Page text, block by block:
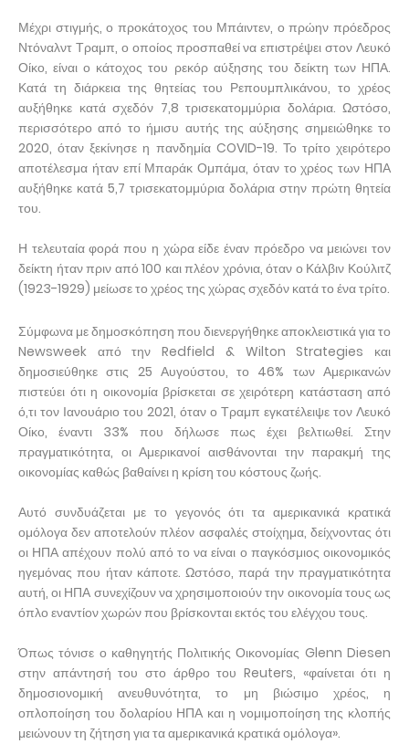
Μέχρι στιγμής, ο προκάτοχος του Μπάιντεν, ο πρώην πρόεδρος
Ντόναλντ Τραμπ, ο οποίος προσπαθεί να επιστρέψει στον Λευκό
Οίκο, είναι ο κάτοχος του ρεκόρ αύξησης του δείκτη των ΗΠΑ.
Κατά τη διάρκεια της θητείας του Ρεπουμπλικάνου, το χρέος
αυξήθηκε κατά σχεδόν 7,8 τρισεκατομμύρια δολάρια. Ωστόσο,
περισσότερο από το ήμισυ αυτής της αύξησης σημειώθηκε το
2020, όταν ξεκίνησε η πανδημία COVID-19. Το τρίτο χειρότερο
αποτέλεσμα ήταν επί Μπαράκ Ομπάμα, όταν το χρέος των ΗΠΑ
αυξήθηκε κατά 5,7 τρισεκατομμύρια δολάρια στην πρώτη θητεία
του.
Η τελευταία φορά που η χώρα είδε έναν πρόεδρο να μειώνει τον
δείκτη ήταν πριν από 100 και πλέον χρόνια, όταν ο Κάλβιν Κούλιτζ
(1923-1929) μείωσε το χρέος της χώρας σχεδόν κατά το ένα τρίτο.
Σύμφωνα με δημοσκόπηση που διενεργήθηκε αποκλειστικά για το
Newsweek από την Redfield & Wilton Strategies και
δημοσιεύθηκε στις 25 Αυγούστου, το 46% των Αμερικανών
πιστεύει ότι η οικονομία βρίσκεται σε χειρότερη κατάσταση από
ό,τι τον Ιανουάριο του 2021, όταν ο Τραμπ εγκατέλειψε τον Λευκό
Οίκο, έναντι 33% που δήλωσε πως έχει βελτιωθεί. Στην
πραγματικότητα, οι Αμερικανοί αισθάνονται την παρακμή της
οικονομίας καθώς βαθαίνει η κρίση του κόστους ζωής.
Αυτό συνδυάζεται με το γεγονός ότι τα αμερικανικά κρατικά
ομόλογα δεν αποτελούν πλέον ασφαλές στοίχημα, δείχνοντας ότι
οι ΗΠΑ απέχουν πολύ από το να είναι ο παγκόσμιος οικονομικός
ηγεμόνας που ήταν κάποτε. Ωστόσο, παρά την πραγματικότητα
αυτή, οι ΗΠΑ συνεχίζουν να χρησιμοποιούν την οικονομία τους ως
όπλο εναντίον χωρών που βρίσκονται εκτός του ελέγχου τους.
Όπως τόνισε ο καθηγητής Πολιτικής Οικονομίας Glenn Diesen
στην απάντησή του στο άρθρο του Reuters, «φαίνεται ότι η
δημοσιονομική ανευθυνότητα, το μη βιώσιμο χρέος, η
οπλοποίηση του δολαρίου ΗΠΑ και η νομιμοποίηση της κλοπής
μειώνουν τη ζήτηση για τα αμερικανικά κρατικά ομόλογα».